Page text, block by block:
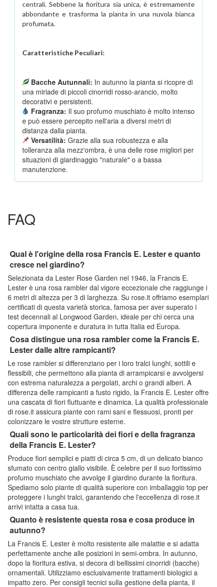
centrali. Sebbene la fioritura sia unica, è estremamente
abbondante e trasforma la pianta in una nuvola bianca
profumata.
Caratteristiche Peculiari:
Bacche Autunnali: In autunno la pianta si ricopre di
una miriade di piccoli cinorridi rosso-arancio, molto
decorativi e persistenti.
Fragranza: Il suo profumo muschiato è molto intenso
e può essere percepito nell'aria a diversi metri di
distanza dalla pianta.
Versatilità: Grazie alla sua robustezza e alla
tolleranza alla mezz'ombra, è una delle rose migliori per
situazioni di giardinaggio "naturale" o a bassa
manutenzione.
FAQ
Qual è l'origine della rosa Francis E. Lester e quanto
cresce nel giardino?
Selezionata da Lester Rose Garden nel 1946, la Francis E.
Lester è una rosa rambler dal vigore eccezionale che raggiunge i
6 metri di altezza per 3 di larghezza. Su rose.it offriamo esemplari
certificati di questa varietà storica, famosa per aver superato i
test decennali al Longwood Garden, ideale per chi cerca una
copertura imponente e duratura in tutta Italia ed Europa.
Cosa distingue una rosa rambler come la Francis E.
Lester dalle altre rampicanti?
Le rose rambler si differenziano per i loro tralci lunghi, sottili e
flessibili, che permettono alla pianta di arrampicarsi e avvolgersi
con estrema naturalezza a pergolati, archi o grandi alberi. A
differenza delle rampicanti a fusto rigido, la Francis E. Lester offre
una cascata di fiori fluttuante e dinamica. La qualità professionale
di rose.it assicura piante con rami sani e flessuosi, pronti per
colonizzare le vostre strutture esterne.
Quali sono le particolarità dei fiori e della fragranza
della Francis E. Lester?
Produce fiori semplici e piatti di circa 5 cm, di un delicato bianco
sfumato con centro giallo visibile. È celebre per il suo fortissimo
profumo muschiato che avvolge il giardino durante la fioritura.
Spediamo solo piante di qualità superiore con imballaggio top per
proteggere i lunghi tralci, garantendo che l'eccellenza di rose.it
arrivi intatta a casa tua.
Quanto è resistente questa rosa e cosa produce in
autunno?
La Francis E. Lester è molto resistente alle malattie e si adatta
perfettamente anche alle posizioni in semi-ombra. In autunno,
dopo la fioritura estiva, si decora di bellissimi cinorridi (bacche)
ornamentali. Utilizziamo esclusivamente trattamenti biologici a
impatto zero. Per consigli tecnici sulla gestione della pianta, il